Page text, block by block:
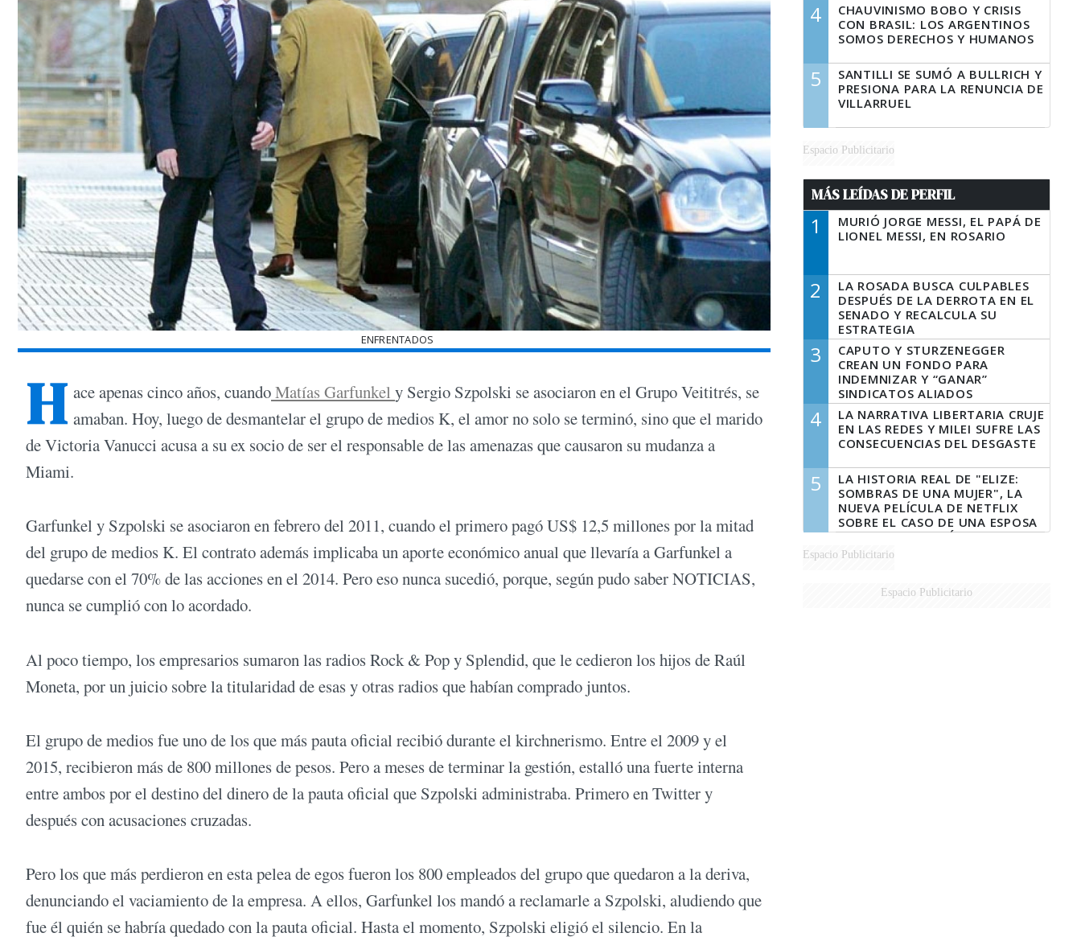
ENFRENTADOS
H ace apenas cinco años, cuandoMatías Garfunkel y Sergio Szpolski se asociaron en el Grupo Veititrés, se
amaban. Hoy, luego de desmantelar el grupo de medios K, el amor no solo se terminó, sino que el marido
de Victoria Vanucci acusa a su ex socio de ser el responsable de las amenazas que causaron su mudanza a
Miami.
Garfunkel y Szpolski se asociaron en febrero del 2011, cuando el primero pagó US$ 12,5 millones por la mitad
del grupo de medios K. El contrato además implicaba un aporte económico anual que llevaría a Garfunkel a
quedarse con el 70% de las acciones en el 2014. Pero eso nunca sucedió, porque, según pudo saber NOTICIAS,
nunca se cumplió con lo acordado.
Al poco tiempo, los empresarios sumaron las radios Rock & Pop y Splendid, que le cedieron los hijos de Raúl
Moneta, por un juicio sobre la titularidad de esas y otras radios que habían comprado juntos.
El grupo de medios fue uno de los que más pauta oficial recibió durante el kirchnerismo. Entre el 2009 y el
2015, recibieron más de 800 millones de pesos. Pero a meses de terminar la gestión, estalló una fuerte interna
entre ambos por el destino del dinero de la pauta oficial que Szpolski administraba. Primero en Twitter y
después con acusaciones cruzadas.
Pero los que más perdieron en esta pelea de egos fueron los 800 empleados del grupo que quedaron a la deriva,
denunciando el vaciamiento de la empresa. A ellos, Garfunkel los mandó a reclamarle a Szpolski, aludiendo que
fue él quién se habría quedado con la pauta oficial. Hasta el momento, Szpolski eligió el silencio. En la
4
CHAUVINISMO BOBO Y CRISIS
CON BRASIL: LOS ARGENTINOS
SOMOS DERECHOS Y HUMANOS
5
SANTILLI SE SUMÓ A BULLRICH Y
PRESIONA PARA LA RENUNCIA DE
VILLARRUEL
Espacio Publicitario
MÁS LEÍDAS DE PERFIL
1
MURIÓ JORGE MESSI, EL PAPÁ DE
LIONEL MESSI, EN ROSARIO
2
LA ROSADA BUSCA CULPABLES
DESPUÉS DE LA DERROTA EN EL
SENADO Y RECALCULA SU
ESTRATEGIA
3
CAPUTO Y STURZENEGGER
CREAN UN FONDO PARA
INDEMNIZAR Y “GANAR”
SINDICATOS ALIADOS
4
LA NARRATIVA LIBERTARIA CRUJE
EN LAS REDES Y MILEI SUFRE LAS
CONSECUENCIAS DEL DESGASTE
5
LA HISTORIA REAL DE "ELIZE:
SOMBRAS DE UNA MUJER", LA
NUEVA PELÍCULA DE NETFLIX
SOBRE EL CASO DE UNA ESPOSA
QUE DESCUARTIZÓ A SU
MARIDO
Espacio Publicitario
Espacio Publicitario